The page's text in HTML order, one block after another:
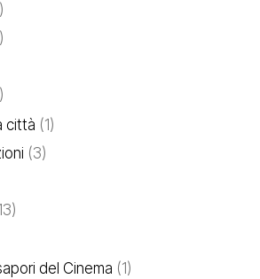
città (1)
(3)
del Cinema (1)